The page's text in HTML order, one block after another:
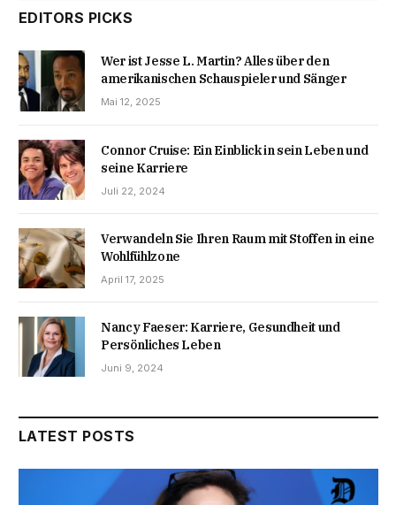
EDITORS PICKS
Wer ist Jesse L. Martin? Alles über den
amerikanischen Schauspieler und Sänger
Mai 12, 2025
Connor Cruise: Ein Einblick in sein Leben und
seine Karriere
Juli 22, 2024
Verwandeln Sie Ihren Raum mit Stoffen in eine
Wohlfühlzone
April 17, 2025
Nancy Faeser: Karriere, Gesundheit und
Persönliches Leben
Juni 9, 2024
LATEST POSTS